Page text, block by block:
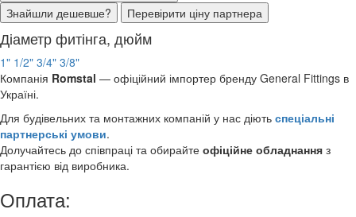
Знайшли дешевше?
Перевірити ціну партнера
Діаметр фитінга, дюйм
1" 1/2" 3/4" 3/8"
Компанія Romstal — офіційний імпортер бренду General Fittings в
Україні.
Для будівельних та монтажних компаній у нас діють спеціальні
партнерські умови.
Долучайтесь до співпраці та обирайте офіційне обладнання з
гарантією від виробника.
Оплата: